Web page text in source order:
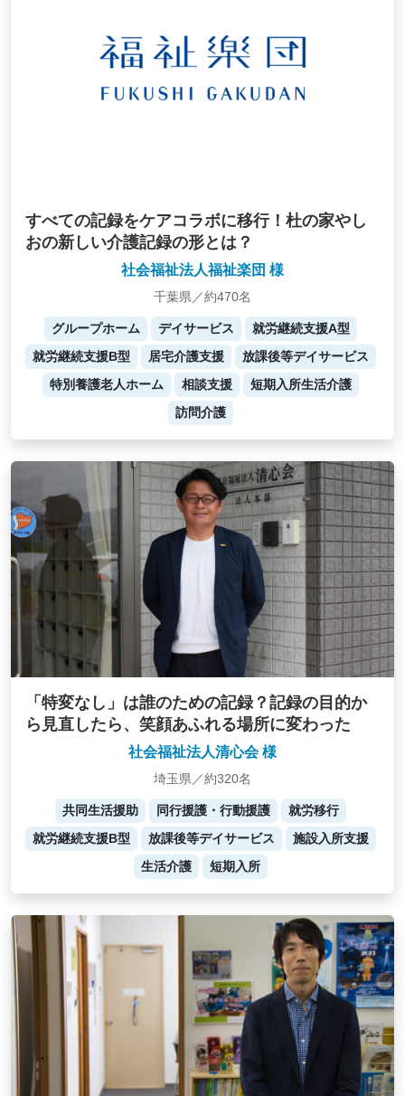
すべての記録をケアコラボに移行！杜の家やし
おの新しい介護記録の形とは？
社会福祉法人福祉楽団 様
千葉県／約470名
グループホーム デイサービス
就労継続支援A型
就労継続支援B型
居宅介護支援
放課後等デイサービス
特別養護老人ホーム
相談支援
短期入所生活介護
訪問介護
「特変なし」は誰のための記録？記録の目的か
ら見直したら、笑顔あふれる場所に変わった
社会福祉法人清心会 様
埼玉県／約320名
共同生活援助 同行援護・行動援護
就労移行
就労継続支援B型
放課後等デイサービス
施設入所支援
生活介護
短期入所